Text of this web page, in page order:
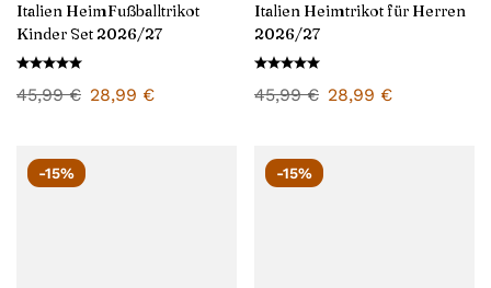
Italien HeimFußballtrikot
Kinder Set 2026/27
45,99€ 28,99 €
Italien Heimtrikot für Herren
2026/27
45,99€ 28,99 €
-15% -15%